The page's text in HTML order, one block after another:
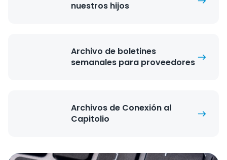
nuestros hijos
Archivo de boletines
semanales para proveedores
Archivos de Conexión al
Capitolio